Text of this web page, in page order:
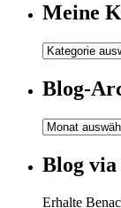
Meine
Meine
Blog-
Blog-
Blog
Erhalte